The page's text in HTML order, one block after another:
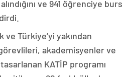
ve 941 öğrenciye burs
ve Türkiye’yi yakından
akademisyenler ve
KATİP programı